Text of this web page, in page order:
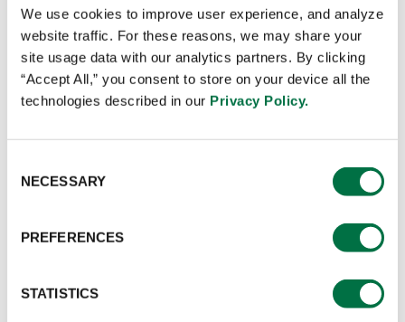
We use cookies to improve user experience, and analyze
website traffic. For these reasons, we may share your
site usage data with our analytics partners. By clicking
“Accept All,” you consent to store on your device all the
technologies described in our Privacy Policy.
Selection
NECESSARY
PREFERENCES
STATISTICS
Para consumir directamente, acompañar preparaciones,